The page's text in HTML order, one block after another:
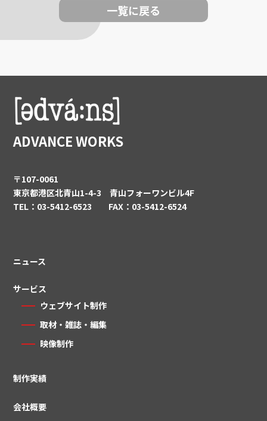
一覧に戻る
ADVANCE WORKS
〒107-0061
東京都港区北青山1-4-3 青山フォーワンビル4F
TEL：03-5412-6523 FAX：03-5412-6524
ニュース
サービス
ウェブサイト制作
取材・雑誌・編集
映像制作
制作実績
会社概要